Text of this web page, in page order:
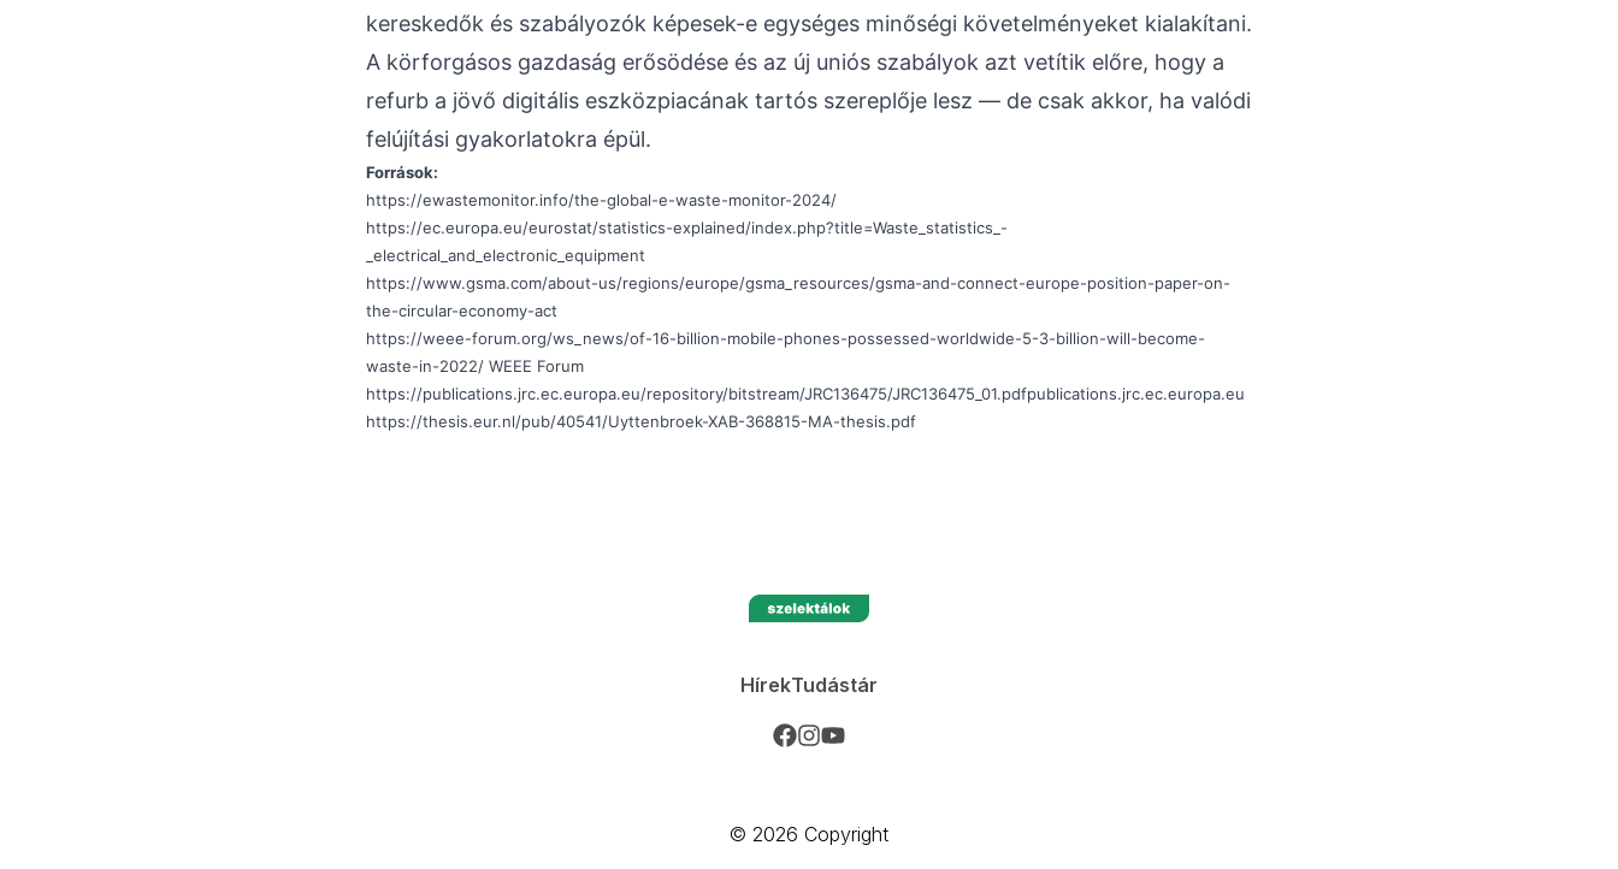
kereskedők és szabályozók képesek-e egységes minőségi követelményeket kialakítani.
A körforgásos gazdaság erősödése és az új uniós szabályok azt vetítik előre, hogy a
refurb a jövő digitális eszközpiacának tartós szereplője lesz — de csak akkor, ha valódi
felújítási gyakorlatokra épül.
Források:
https://ewastemonitor.info/the-global-e-waste-monitor-2024/
https://ec.europa.eu/eurostat/statistics-explained/index.php?title=Waste_statistics_-
_electrical_and_electronic_equipment
https://www.gsma.com/about-us/regions/europe/gsma_resources/gsma-and-connect-europe-position-paper-on-
the-circular-economy-act
https://weee-forum.org/ws_news/of-16-billion-mobile-phones-possessed-worldwide-5-3-billion-will-become-
waste-in-2022/ WEEE Forum
https://publications.jrc.ec.europa.eu/repository/bitstream/JRC136475/JRC136475_01.pdfpublications.jrc.ec.europa.eu
https://thesis.eur.nl/pub/40541/Uyttenbroek-XAB-368815-MA-thesis.pdf
HírekTudástár
©️ 2026 Copyright